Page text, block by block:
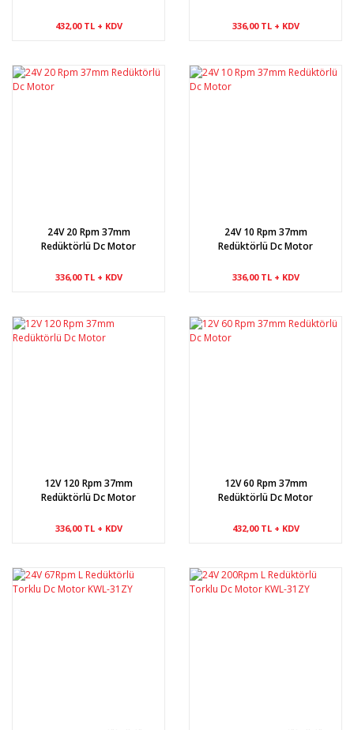
432,00 TL + KDV 336,00 TL + KDV
24V 20 Rpm 37mm
Redüktörlü Dc Motor
336,00 TL + KDV
24V 10 Rpm 37mm
Redüktörlü Dc Motor
336,00 TL + KDV
12V 120 Rpm 37mm
Redüktörlü Dc Motor
336,00 TL + KDV
12V 60 Rpm 37mm
Redüktörlü Dc Motor
432,00 TL + KDV